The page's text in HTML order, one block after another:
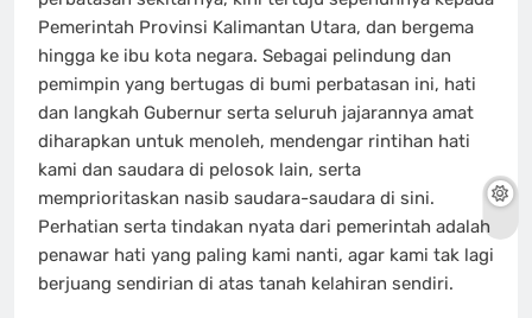
Pemerintah Provinsi Kalimantan Utara, dan bergema
hingga ke ibu kota negara. Sebagai pelindung dan
pemimpin yang bertugas di bumi perbatasan ini, hati
dan langkah Gubernur serta seluruh jajarannya amat
diharapkan untuk menoleh, mendengar rintihan hati
kami dan saudara di pelosok lain, serta
memprioritaskan nasib saudara-saudara di sini.
Perhatian serta tindakan nyata dari pemerintah adalah
penawar hati yang paling kami nanti, agar kami tak lagi
berjuang sendirian di atas tanah kelahiran sendiri.